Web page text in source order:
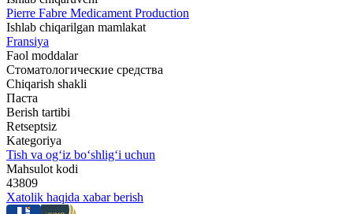
Pierre Fabre Medicament Production
Ishlab chiqarilgan mamlakat
Fransiya
Faol moddalar
Стоматологические средства
Chiqarish shakli
Паста
Berish tartibi
Retseptsiz
Kategoriya
Tish va og‘iz bo‘shlig‘i uchun
Mahsulot kodi
43809
Xatolik haqida xabar berish